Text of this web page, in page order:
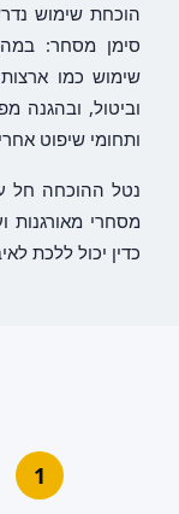
הוכחת שימוש
סימן מסחר:
שימוש כמו
וביטול, ובהגנה
ותחומי שיפוט
נטל ההוכחה חל
מסחרי מאורגנות
כדין יכול ללכת
1